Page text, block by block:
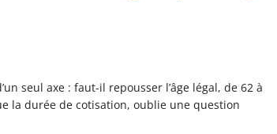
seul axe : faut-il repousser l’âge légal, de 62 à
la durée de cotisation, oublie une question